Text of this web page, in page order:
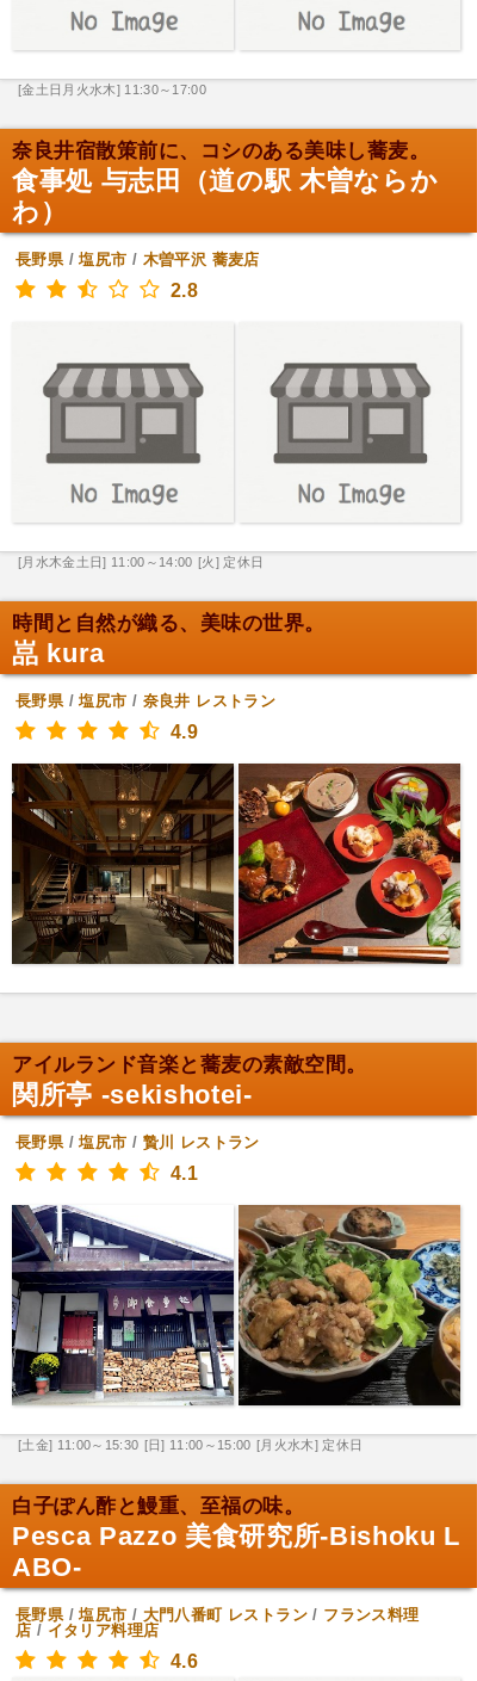
[金土日月火水木] 11:30～17:00
奈良井宿散策前に、コシのある美味し蕎麦。
食事処 与志田（道の駅 木曽ならか
わ）
長野県/塩尻市 / 木曽平沢 蕎麦店
2.8
[月水木金土日] 11:00～14:00 [火] 定休日
時間と自然が織る、美味の世界。
嵓 kura
長野県/塩尻市 / 奈良井 レストラン
4.9
アイルランド音楽と蕎麦の素敵空間。
関所亭 -sekishotei-
長野県/塩尻市 / 贄川 レストラン
4.1
[土金] 11:00～15:30 [日] 11:00～15:00 [月火水木] 定休日
白子ぽん酢と鰻重、至福の味。
Pesca Pazzo 美食研究所-Bishoku L
ABO-
長野県/塩尻市 / 大門八番町 レストラン/ フランス料理
店 / イタリア料理店
4.6